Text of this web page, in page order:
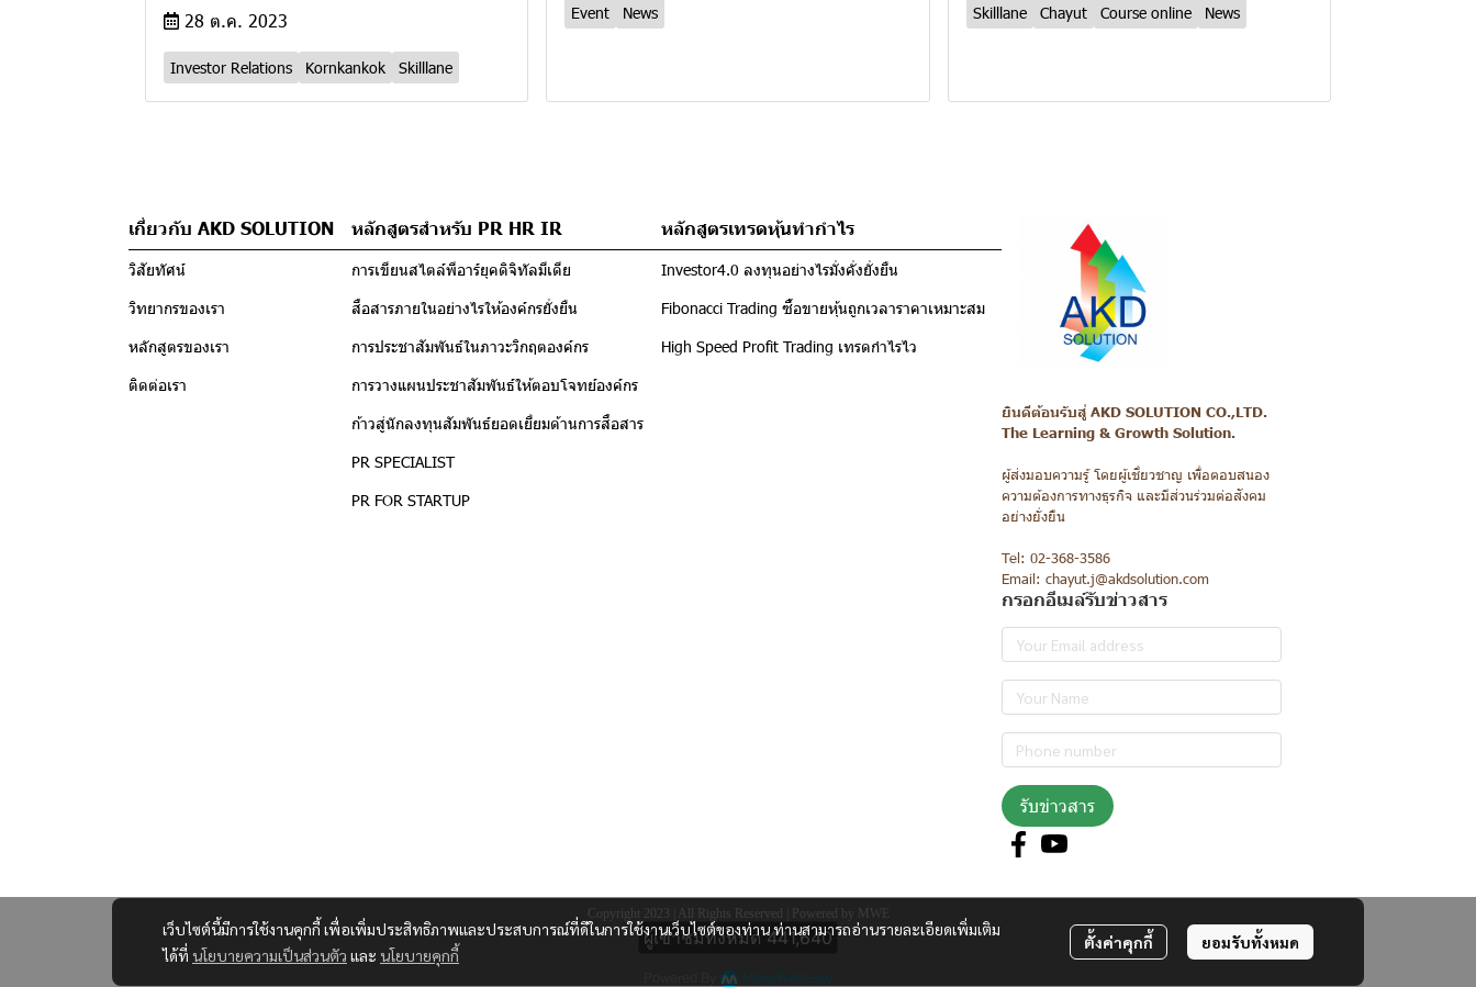
28 ต.ค. 2023
Investor Relations Kornkankok Skilllane
Event News Skilllane Chayut Course online News
เว็บไซต์นี้มีการใช้งานคุกกี้ เพื่อเพิ่มประสิทธิภาพและประสบการณ์ที่ดีในการใช้งานเว็บไซต์ของท่าน ท่านสามารถอ่านรายละเอียดเพิ่มเติม
ได้ที่ นโยบายความเป็นส่วนตัว และ นโยบายคุกกี้
ตั้งค่าคุกกี้ ยอมรับทั้งหมด
เกี่ยวกับ AKD SOLUTION
วิสัยทัศน์
วิทยากรของเรา
หลักสูตรของเรา
ติดต่อเรา
หลักสูตรสำหรับ PR HR IR
การเขียนสไตล์พีอาร์ยุคดิจิทัลมีเดีย
สื่อสารภายในอย่างไรให้องค์กรยั่งยืน
การประชาสัมพันธ์ในภาวะวิกฤตองค์กร
การวางแผนประชาสัมพันธ์ให้ตอบโจทย์องค์กร
ก้าวสู่นักลงทุนสัมพันธ์ยอดเยี่ยมด้านการสื่อสาร
PR SPECIALIST
PR FOR STARTUP
หลักสูตรเทรดหุ้นทำกำไร
Investor4.0 ลงทุนอย่างไรมั่งคั่งยั่งยืน
Fibonacci Trading ซื้อขายหุ้นถูกเวลาราคาเหมาะสม
High Speed Profit Trading เทรดกำไรไว
ยินดีต้อนรับสู่ AKD SOLUTION CO.,LTD.
The Learning & Growth Solution.
ผู้ส่งมอบความรู้ โดยผู้เชี่ยวชาญ เพื่อตอบสนอง
ความต้องการทางธุรกิจ และมีส่วนร่วมต่อสังคม
อย่างยั่งยืน
Tel: 02-368-3586
Email: chayut.j@akdsolution.com
กรอกอีเมล์รับข่าวสาร
รับข่าวสาร
Copyright 2023 | All Rights Reserved | Powered by MWE
ผู้เข้าชมวันนี้346